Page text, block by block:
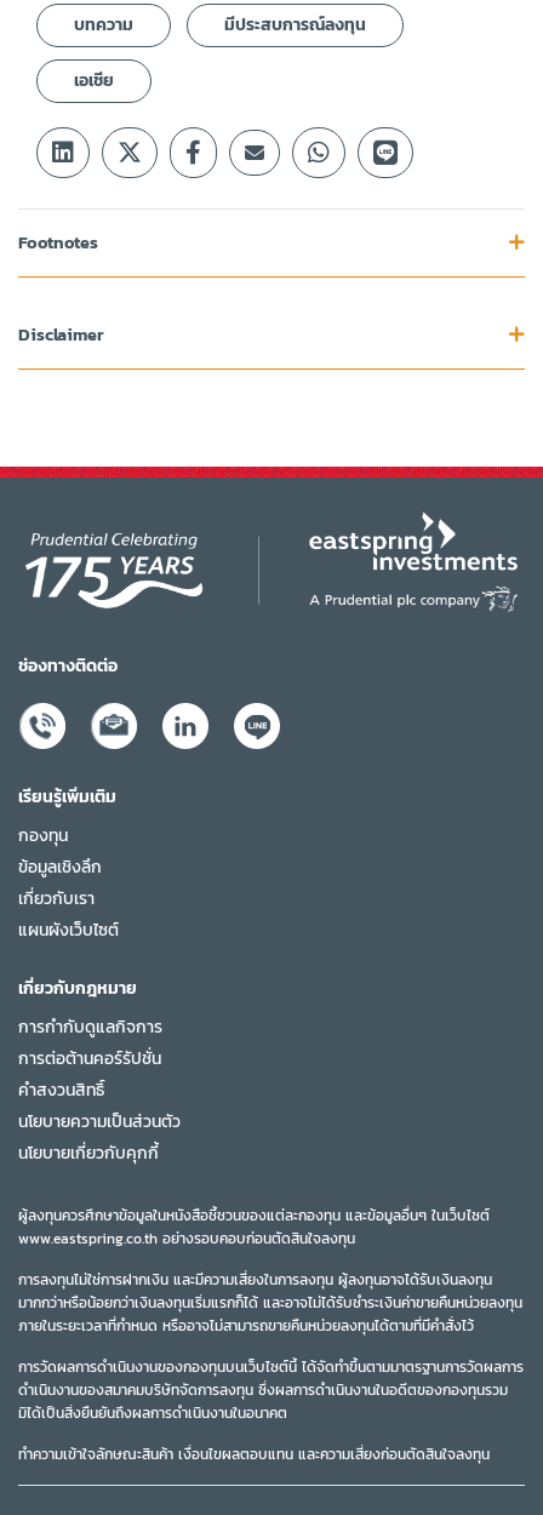
บทความ มีประสบการณ์ลงทุน
เอเชีย
Footnotes
Disclaimer
ช่องทางติดต่อ
เรียนรู้เพิ่มเติม
กองทุน
ข้อมูลเชิงลึก
เกี่ยวกับเรา
แผนผังเว็บไซต์
เกี่ยวกับกฎหมาย
การกำกับดูแลกิจการ
การต่อต้านคอร์รัปชั่น
คำสงวนสิทธิ์
นโยบายความเป็นส่วนตัว
นโยบายเกี่ยวกับคุกกี้
ผู้ลงทุนควรศึกษาข้อมูลในหนังสือชี้ชวนของแต่ละกองทุน และข้อมูลอื่นๆ ในเว็บไซต์
www.eastspring.co.th อย่างรอบคอบก่อนตัดสินใจลงทุน
การลงทุนไม่ใช่การฝากเงิน และมีความเสี่ยงในการลงทุน ผู้ลงทุนอาจได้รับเงินลงทุน
มากกว่าหรือน้อยกว่าเงินลงทุนเริ่มแรกก็ได้ และอาจไม่ได้รับชำระเงินค่าขายคืนหน่วยลงทุน
ภายในระยะเวลาที่กำหนด หรืออาจไม่สามารถขายคืนหน่วยลงทุนได้ตามที่มีคำสั่งไว้
การวัดผลการดำเนินงานของกองทุนบนเว็บไซต์นี้ ได้จัดทำขึ้นตามมาตรฐานการวัดผลการ
ดำเนินงานของสมาคมบริษัทจัดการลงทุน ซึ่งผลการดำเนินงานในอดีตของกองทุนรวม
มิได้เป็นสิ่งยืนยันถึงผลการดำเนินงานในอนาคต
ทำความเข้าใจลักษณะสินค้า เงื่อนไขผลตอบแทน และความเสี่ยงก่อนตัดสินใจลงทุน